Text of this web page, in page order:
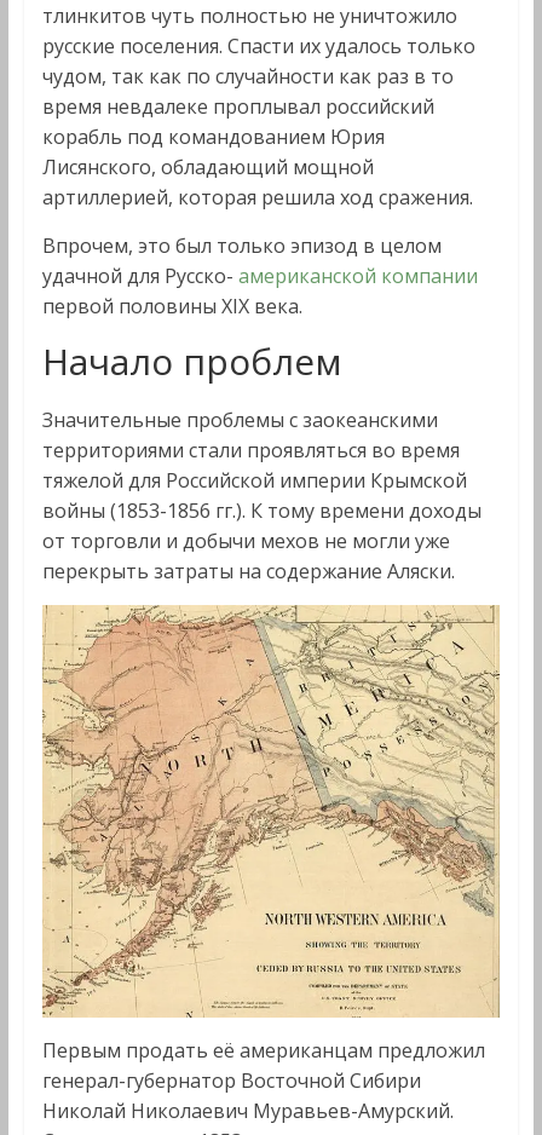
тлинкитов чуть полностью не уничтожило
русские поселения. Спасти их удалось только
чудом, так как по случайности как раз в то
время невдалеке проплывал российский
корабль под командованием Юрия
Лисянского, обладающий мощной
артиллерией, которая решила ход сражения.
Впрочем, это был только эпизод в целом
удачной для Русско- американской компании
первой половины XIX века.
Начало проблем
Значительные проблемы с заокеанскими
территориями стали проявляться во время
тяжелой для Российской империи Крымской
войны (1853-1856 гг.). К тому времени доходы
от торговли и добычи мехов не могли уже
перекрыть затраты на содержание Аляски.
Первым продать её американцам предложил
генерал-губернатор Восточной Сибири
Николай Николаевич Муравьев-Амурский.